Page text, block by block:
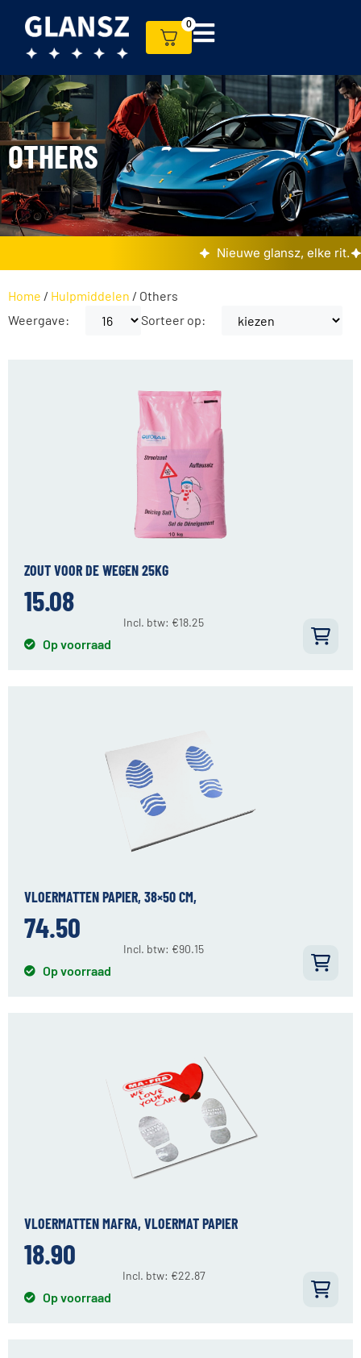
0
OTHERS
Nieuwe glansz, elke rit.
Home / Hulpmiddelen / Others
Weergave:
Sorteer op:
ZOUT VOOR DE WEGEN 25KG
15.08
Incl. btw: €18.25
Op voorraad
VLOERMATTEN PAPIER, 38×50 CM,
74.50
Incl. btw: €90.15
Op voorraad
VLOERMATTEN MAFRA, VLOERMAT PAPIER
18.90
Incl. btw: €22.87
Op voorraad